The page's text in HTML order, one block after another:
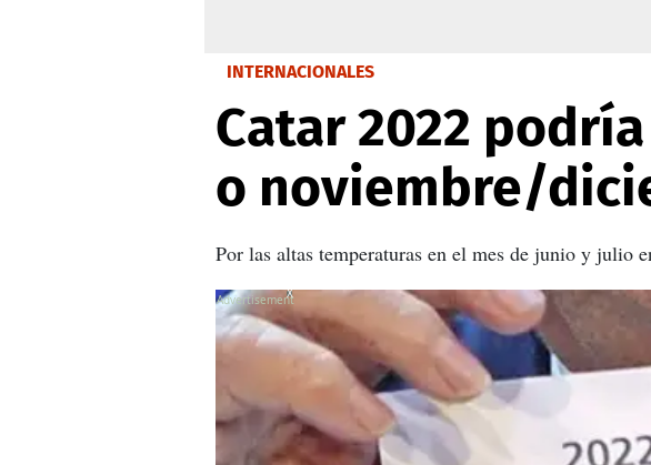
INTERNACIONALES
Catar 2022
o noviembre/
Por las altas temperaturas en el mes de junio y julio
X